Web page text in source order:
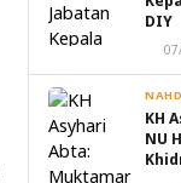
DIY
KH
NU